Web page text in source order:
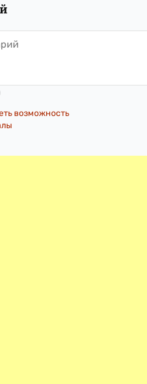
возможность